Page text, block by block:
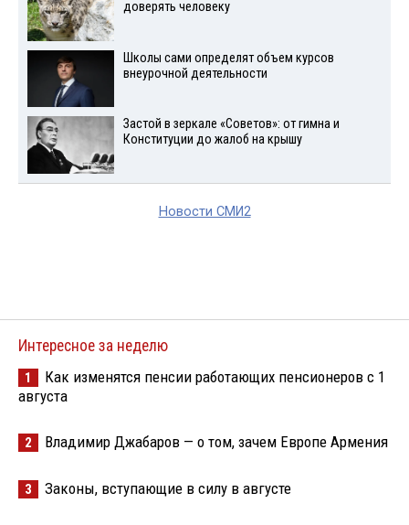
доверять человеку
Школы сами определят объем курсов
внеурочной деятельности
Застой в зеркале «Советов»: от гимна и
Конституции до жалоб на крышу
Новости СМИ2
Интересное за неделю
1
Как изменятся пенсии работающих пенсионеров с 1
августа
2 Владимир Джабаров — о том, зачем Европе Армения
3 Законы, вступающие в силу в августе